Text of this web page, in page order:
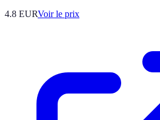
4.8 EURVoir le prix